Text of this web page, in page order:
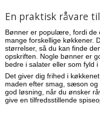
En praktisk råvare
Bønner er populære, fordi de
mange forskellige køkkener.
størrelser, så du kan finde
opskriften. Nogle bønner er
bedre i salater eller som fyld i
Det giver dig frihed i
maden efter smag, sæson
god løsning, når du ønsker
give en tilfredsstillende